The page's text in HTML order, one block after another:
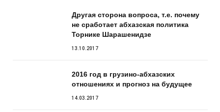
Другая сторона вопроса, т.е. почему
не сработает абхазская политика
Торнике Шарашенидзе
13.10.2017
2016 год в грузино-абхазских
отношениях и прогноз на будущее
14.03.2017